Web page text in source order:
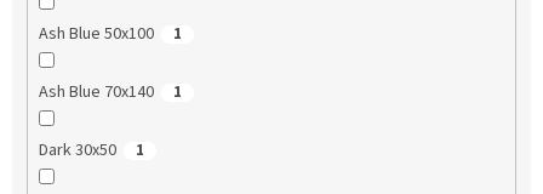
Ash Blue 50x100 1
Ash Blue 70x140 1
Dark 30x50 1